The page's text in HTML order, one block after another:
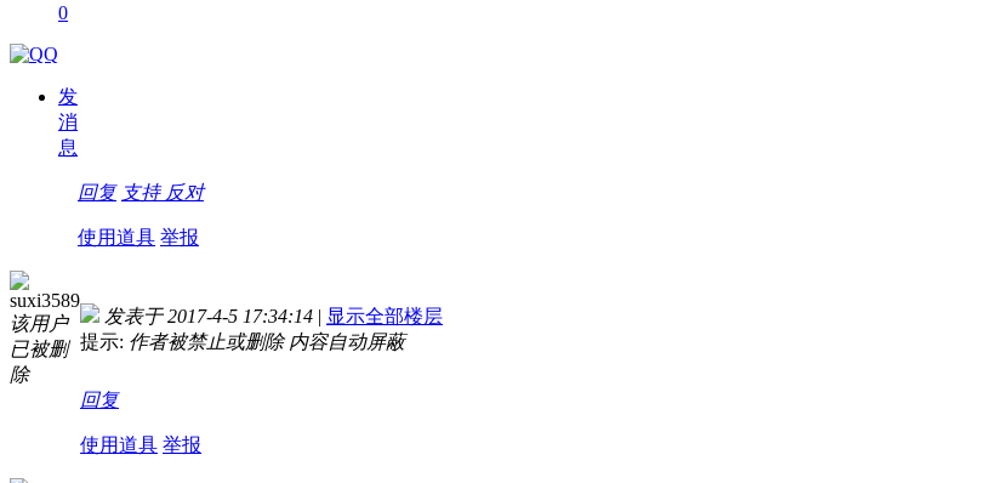
0
发
消
息
回复 支持 反对
使用道具 举报
suxi3589
该用户
已被删
除
发表于 2017-4-5 17:34:14 | 显示全部楼层
提示: 作者被禁止或删除 内容自动屏蔽
回复
使用道具 举报